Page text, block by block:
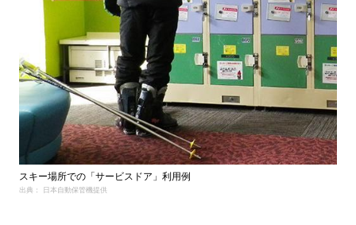
スキー場所での「サービスドア」利用例
出典： 日本自動保管機提供